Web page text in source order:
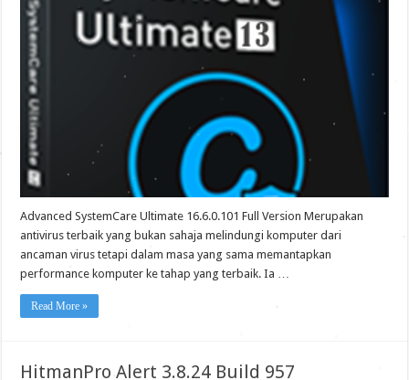
Advanced SystemCare Ultimate 16.6.0.101 Full Version Merupakan
antivirus terbaik yang bukan sahaja melindungi komputer dari
ancaman virus tetapi dalam masa yang sama memantapkan
performance komputer ke tahap yang terbaik. Ia …
Read More »
HitmanPro Alert 3.8.24 Build 957